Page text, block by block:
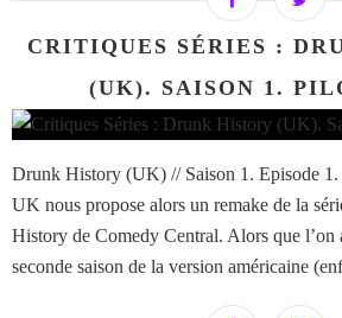
CRITIQUES SÉRIES :
(UK). SAISON 1.
Drunk History (UK) // Saison 1. Episode
UK nous propose alors un remake de la
History de Comedy Central. Alors que l’on
seconde saison de la version américaine